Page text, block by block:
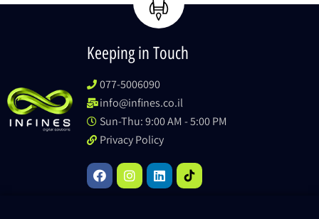
Keeping in Touch
077-5006090
info@infines.co.il
Sun-Thu: 9:00 AM - 5:00 PM
Privacy Policy